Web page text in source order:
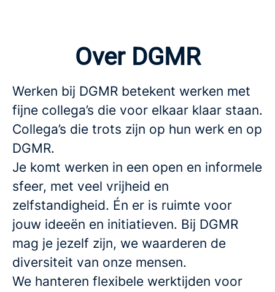
Over DGMR
Werken bij DGMR betekent werken met
fijne collega’s die voor elkaar klaar staan.
Collega’s die trots zijn op hun werk en op
DGMR.
Je komt werken in een open en informele
sfeer, met veel vrijheid en
zelfstandigheid. Én er is ruimte voor
jouw ideeën en initiatieven. Bij DGMR
mag je jezelf zijn, we waarderen de
diversiteit van onze mensen.
We hanteren flexibele werktijden voor